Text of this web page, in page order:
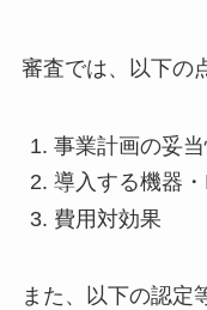
審査では、以下の
事業計画の妥
導入する機器
費用対効果
また、以下の認定